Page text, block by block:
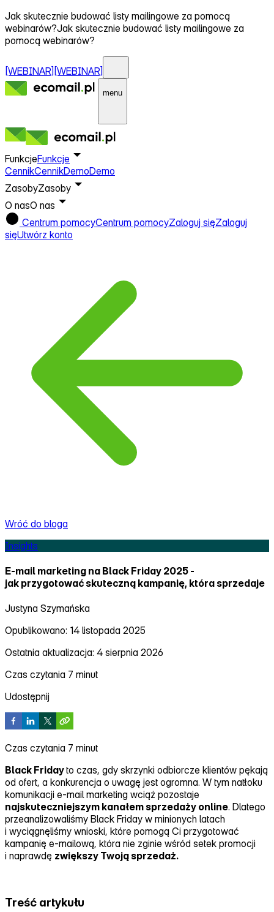
Jak skutecznie budować listy mailingowe za pomocą
webinarów?Jak skutecznie budować listy mailingowe za
pomocą webinarów?
[WEBINAR] [WEBINAR]
menu
FunkcjeFunkcje
CennikCennikDemoDemo
ZasobyZasoby
O nasO nas
Centrum pomocyCentrum pomocyZaloguj sięZaloguj
sięUtwórz konto
Wróć do bloga
Insights
E‑mail marketing na Black Friday 2025 ‑
jak przygotować skuteczną kampanię, która sprzedaje
Justyna Szymańska
Opublikowano: 14 listopada 2025
Ostatnia aktualizacja: 4 sierpnia 2026
Czas czytania 7 minut
Udostępnij
Czas czytania 7 minut
Black Fridayto czas, gdy skrzynki odbiorcze klientów pękają
od ofert, a konkurencja o uwagę jest ogromna. W tym natłoku
komunikacji e‑mail marketing wciąż pozostaje
najskuteczniejszym kanałem sprzedaży online. Dlatego
przeanalizowaliśmy Black Friday w minionych latach
i wyciągnęliśmy wnioski, które pomogą Ci przygotować
kampanię e‑mailową, która nie zginie wśród setek promocji
i naprawdę zwiększy Twoją sprzedaż.
Treść artykułu